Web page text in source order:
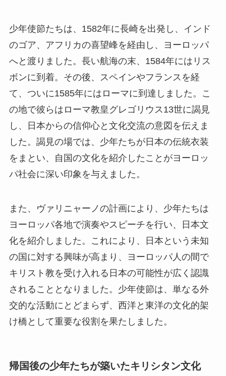
少年使節たちは、1582年に長崎を出発し、インド
のゴア、アフリカの喜望峰を経由し、ヨーロッパ
へと渡りました。長い航海の末、1584年にはリス
ボンに到着。その後、スペインやフランスを経
て、ついに1585年にはローマに到達しました。こ
の地で彼らはローマ教皇グレゴリウス13世に謁見
し、日本からの信仰心と文化交流の意図を伝えま
した。謁見の場では、少年たちが日本の伝統衣装
をまとい、自国の文化を紹介したことがヨーロッ
パ社会に深い印象を与えました。
また、ヴァリニャーノの計画により、少年たちは
ヨーロッパ各地で演奏やスピーチを行い、日本文
化を紹介しました。これにより、日本という未知
の国に対する興味が高まり、ヨーロッパ人の間で
キリスト教を受け入れる日本の可能性が広く認識
されることとなりました。少年使節は、単なる外
交的な活動にとどまらず、西洋と東洋の文化的架
け橋として重要な役割を果たしました。
帰国後の少年たちが築いたキリシタン文化